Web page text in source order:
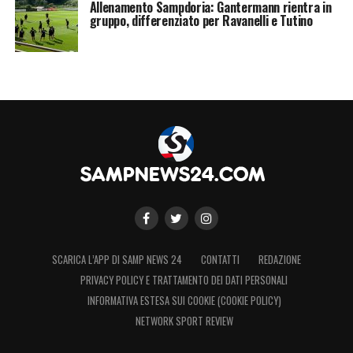
Allenamento Sampdoria: Gantermann rientra in
gruppo, differenziato per Ravanelli e Tutino
SCARICA L’APP DI SAMP NEWS 24 CONTATTI
REDAZIONE
PRIVACY POLICY E TRATTAMENTO DEI DATI PERSONALI
INFORMATIVA ESTESA SUI COOKIE (COOKIE POLICY)
NETWORK SPORT REVIEW